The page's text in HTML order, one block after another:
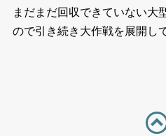
まだまだ回収できていない大
ので引き続き大作戦を展開し